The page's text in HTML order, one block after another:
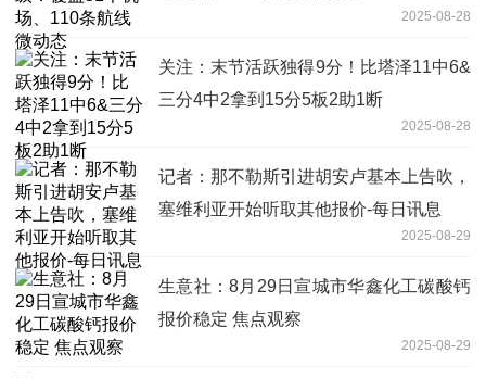
2025-08-28
关注：末节活跃独得9分！比塔泽11中6&
三分4中2拿到15分5板2助1断
2025-08-28
记者：那不勒斯引进胡安卢基本上告吹，
塞维利亚开始听取其他报价-每日讯息
2025-08-29
生意社：8月29日宣城市华鑫化工碳酸钙
报价稳定 焦点观察
2025-08-29